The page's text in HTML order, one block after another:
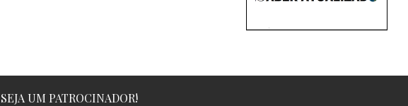
SEJA UM PATROCINADOR!